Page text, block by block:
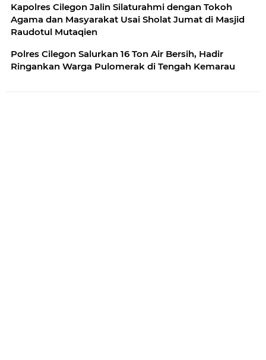
Kapolres Cilegon Jalin Silaturahmi dengan Tokoh
Agama dan Masyarakat Usai Sholat Jumat di Masjid
Raudotul Mutaqien
Polres Cilegon Salurkan 16 Ton Air Bersih, Hadir
Ringankan Warga Pulomerak di Tengah Kemarau